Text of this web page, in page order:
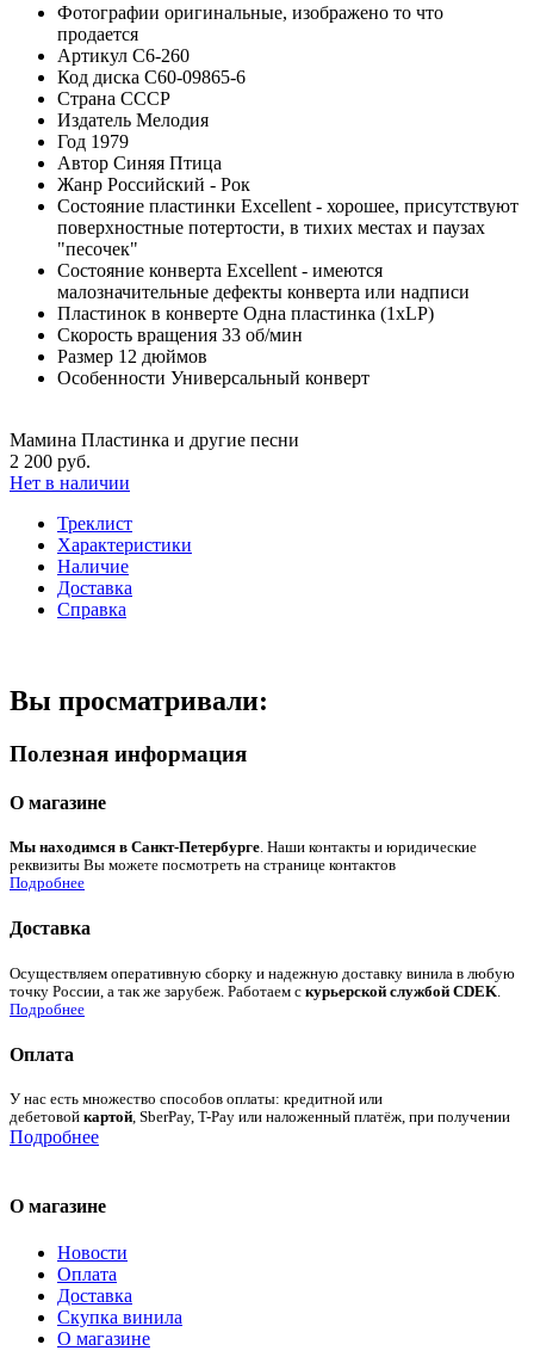
Фотографии оригинальные, изображено то что
продается
Артикул C6-260
Код диска С60-09865-6
Страна СССР
Издатель Мелодия
Год 1979
Автор Синяя Птица
Жанр Российский - Рок
Состояние пластинки Excellent - хорошее, присутствуют
поверхностные потертости, в тихих местах и паузах
"песочек"
Состояние конверта Excellent - имеются
малозначительные дефекты конверта или надписи
Пластинок в конверте Одна пластинка (1xLP)
Скорость вращения 33 об/мин
Размер 12 дюймов
Особенности Универсальный конверт
Мамина Пластинка и другие песни
2 200 руб.
Нет в наличии
Треклист
Характеристики
Наличие
Доставка
Справка
Вы просматривали:
Полезная информация
О магазине
Мы находимся в Санкт-Петербурге. Наши контакты и юридические
реквизиты Вы можете посмотреть на странице контактов
Подробнее
Доставка
Осуществляем оперативную сборку и надежную доставку винила в любую
точку России, а так же зарубеж. Работаем с курьерской службой CDEK
Подробнее
Оплата
У нас есть множество способов оплаты: кредитной или
дебетовой картой, SberPay, T-Pay или наложенный платёж, при получении
Подробнее
О магазине
Новости
Оплата
Доставка
Скупка винила
О магазине